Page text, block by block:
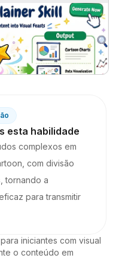
esta habilidade
complexos em
com divisão
tornando a
para transmitir
iniciantes com visual
o conteúdo em